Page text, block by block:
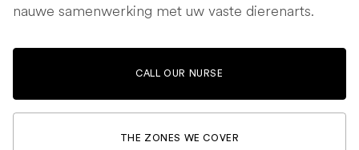
nauwe samenwerking met uw vaste dierenarts.
CALL OUR NURSE
THE ZONES WE COVER